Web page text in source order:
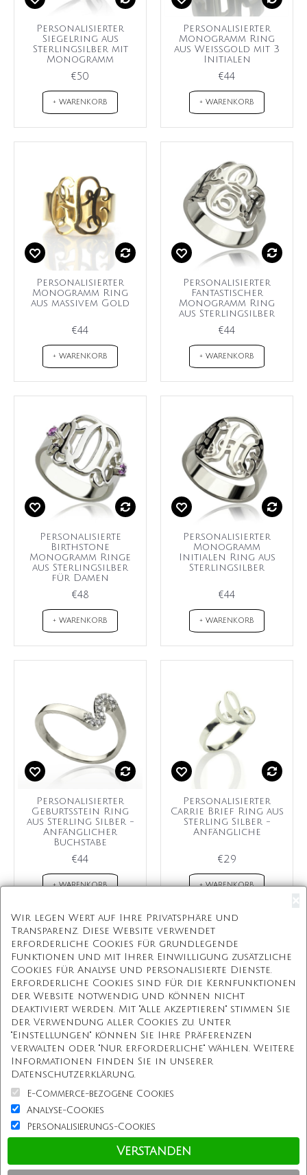
Personalisierter
Siegelring aus
Sterlingsilber mit
Monogramm
€50
+ WARENKORB
Personalisierter
Monogramm Ring
aus Weißgold mit 3
Initialen
€44
+ WARENKORB
Personalisierter
Monogramm Ring
aus massivem Gold
€44
+ WARENKORB
Personalisierter
Fantastischer
Monogramm Ring
aus Sterlingsilber
€44
+ WARENKORB
Personalisierte
Birthstone
Monogramm Ringe
aus Sterlingsilber
für Damen
€48
+ WARENKORB
Personalisierter
Monogramm
Initialen Ring aus
Sterlingsilber
€44
+ WARENKORB
Personalisierter
Geburtsstein Ring
aus Sterling Silber -
Anfänglicher
Buchstabe
€44
+ WARENKORB
Personalisierter
Carrie Brief Ring aus
Sterling Silber -
Anfängliche
€29
+ WARENKORB
Kostenloser Versand
Kostenlose Geschenkbox
Kostenlose Gravur
Unbegrenzte Redesign
Unsere Mission
Information
Kundenservice
Wir legen Wert auf Ihre Privatsphäre und
Transparenz. Diese Website verwendet
erforderliche Cookies für grundlegende
Funktionen und mit Ihrer Einwilligung zusätzliche
Cookies für Analyse und personalisierte Dienste.
Erforderliche Cookies sind für die Kernfunktionen
der Website notwendig und können nicht
deaktiviert werden. Mit "Alle akzeptieren" stimmen Sie
der Verwendung aller Cookies zu. Unter
"Einstellungen" können Sie Ihre Präferenzen
verwalten oder "Nur erforderliche" wählen. Weitere
Informationen finden Sie in unserer
Datenschutzerklärung.
E-Commerce-bezogene Cookies
Analyse-Cookies
Personalisierungs-Cookies
Verstanden